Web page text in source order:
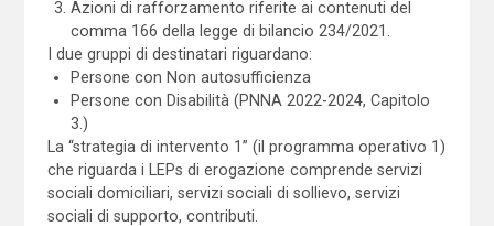
Azioni di rafforzamento riferite ai contenuti del
comma 166 della legge di bilancio 234/2021.
I due gruppi di destinatari riguardano:
Persone con Non autosufficienza
Persone con Disabilità (PNNA 2022-2024, Capitolo
3.)
La “strategia di intervento 1” (il programma operativo 1)
che riguarda i LEPs di erogazione comprende servizi
sociali domiciliari, servizi sociali di sollievo, servizi
sociali di supporto, contributi.